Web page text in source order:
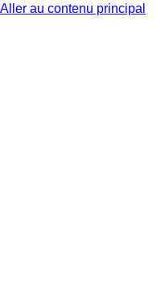
Aller au contenu principal